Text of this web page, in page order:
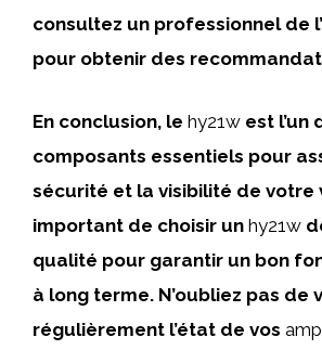
consultez un professionnel de
pour obtenir des
En conclusion, le hy21w est l’un
composants essentiels pour
sécurité et la visibilité de votre
important de choisir un hy21w
qualité pour garantir un bon
à long terme. N’oubliez pas de
régulièrement l’état de vos